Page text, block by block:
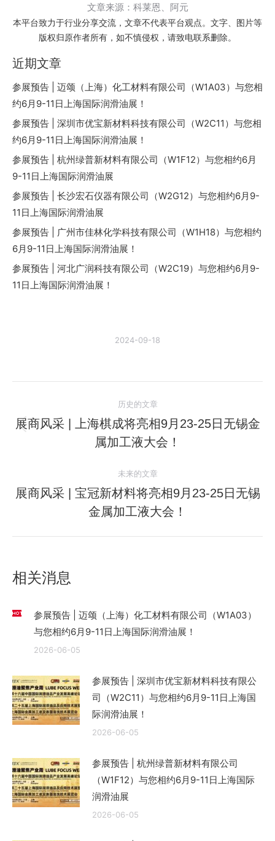
文章来源：科莱恩、阿元
本平台致力于行业分享交流，文章不代表平台观点。文字、图片等
版权归原作者所有，如不慎侵权，请致电联系删除。
近期文章
参展预告 | 迈颂（上海）化工材料有限公司（W1A03）与您相
约6月9-11日上海国际润滑油展！
参展预告 | 深圳市优宝新材料科技有限公司（W2C11）与您相
约6月9-11日上海国际润滑油展！
参展预告 | 杭州绿普新材料有限公司（W1F12）与您相约6月
9-11日上海国际润滑油展
参展预告 | 长沙宏石仪器有限公司（W2G12）与您相约6月9-
11日上海国际润滑油展
参展预告 | 广州市佳林化学科技有限公司（W1H18）与您相约
6月9-11日上海国际润滑油展！
参展预告 | 河北广润科技有限公司（W2C19）与您相约6月9-
11日上海国际润滑油展！
2024-09-18
章
历史的文章
历
史
章：
展商风采 | 上海棋成将亮相9月23-25日无锡金
属加工液大会！
未来的文章
未
来
的
展商风采 | 宝冠新材料将亮相9月23-25日无锡
金属加工液大会！
相关消息
参展预告 | 迈颂（上海）化工材料有限公司（W1A03）
与您相约6月9-11日上海国际润滑油展！
2026-06-05
参展预告 | 深圳市优宝新材料科技有限公
司（W2C11）与您相约6月9-11日上海国
际润滑油展！
2026-06-05
参展预告 | 杭州绿普新材料有限公司
（W1F12）与您相约6月9-11日上海国际
润滑油展
2026-06-05